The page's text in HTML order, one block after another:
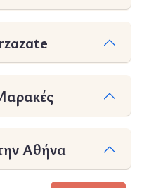
Αθήνα